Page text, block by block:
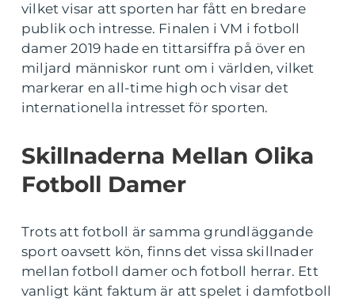
vilket visar att sporten har fått en bredare
publik och intresse. Finalen i VM i fotboll
damer 2019 hade en tittarsiffra på över en
miljard människor runt om i världen, vilket
markerar en all-time high och visar det
internationella intresset för sporten.
Skillnaderna Mellan Olika
Fotboll Damer
Trots att fotboll är samma grundläggande
sport oavsett kön, finns det vissa skillnader
mellan fotboll damer och fotboll herrar. Ett
vanligt känt faktum är att spelet i damfotboll